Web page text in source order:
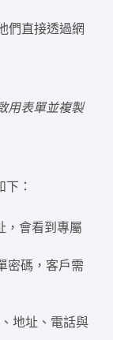
們直接透過網
用表單並複製
：
，會看到專屬
密碼，客戶需
地址、電話與